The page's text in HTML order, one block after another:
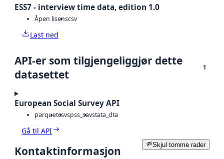
ESS7 - interview time data, edition 1.0
Åpen lisenscsv
Last ned
API-er som tilgjengeliggjør dette
datasettet
1
European Social Survey API
parquetcsvspss_savstata_dta
Gå til API
Skjul tomme rader
Kontaktinformasjon